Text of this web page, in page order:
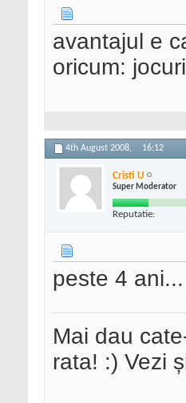
avantajul e
oricum:
4th August 2008, 16:12
Cristi U
Super Moderator
Reputatie:
peste 4 ani...
Mai dau
rata! :) Vezi